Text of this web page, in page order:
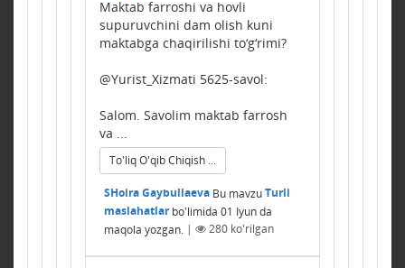
Maktab farroshi va hovli
supuruvchini dam olish kuni
maktabga chaqirilishi to‘g‘rimi?
@Yurist_Xizmati 5625-savol:
Salom. Savolim maktab farrosh
va ...
To'liq O'qib Chiqish ...
SHoira Gaybullaeva Bu mavzuTurli
maslahatlarbo'limida 01 Iyunda
maqola yozgan. | 280 ko'rilgan